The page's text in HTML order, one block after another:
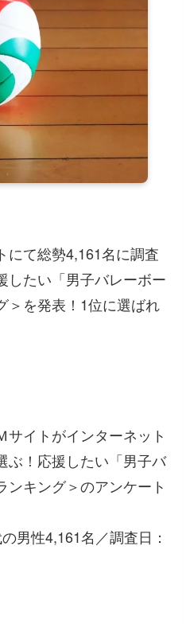
にて総勢4,161名に調査
したい「男子バレーボー
＞を発表！1位に選ばれ
サイトがインターネット
ぶ！応援したい「男子バ
ンキング＞のアンケート
男性4,161名／調査日：